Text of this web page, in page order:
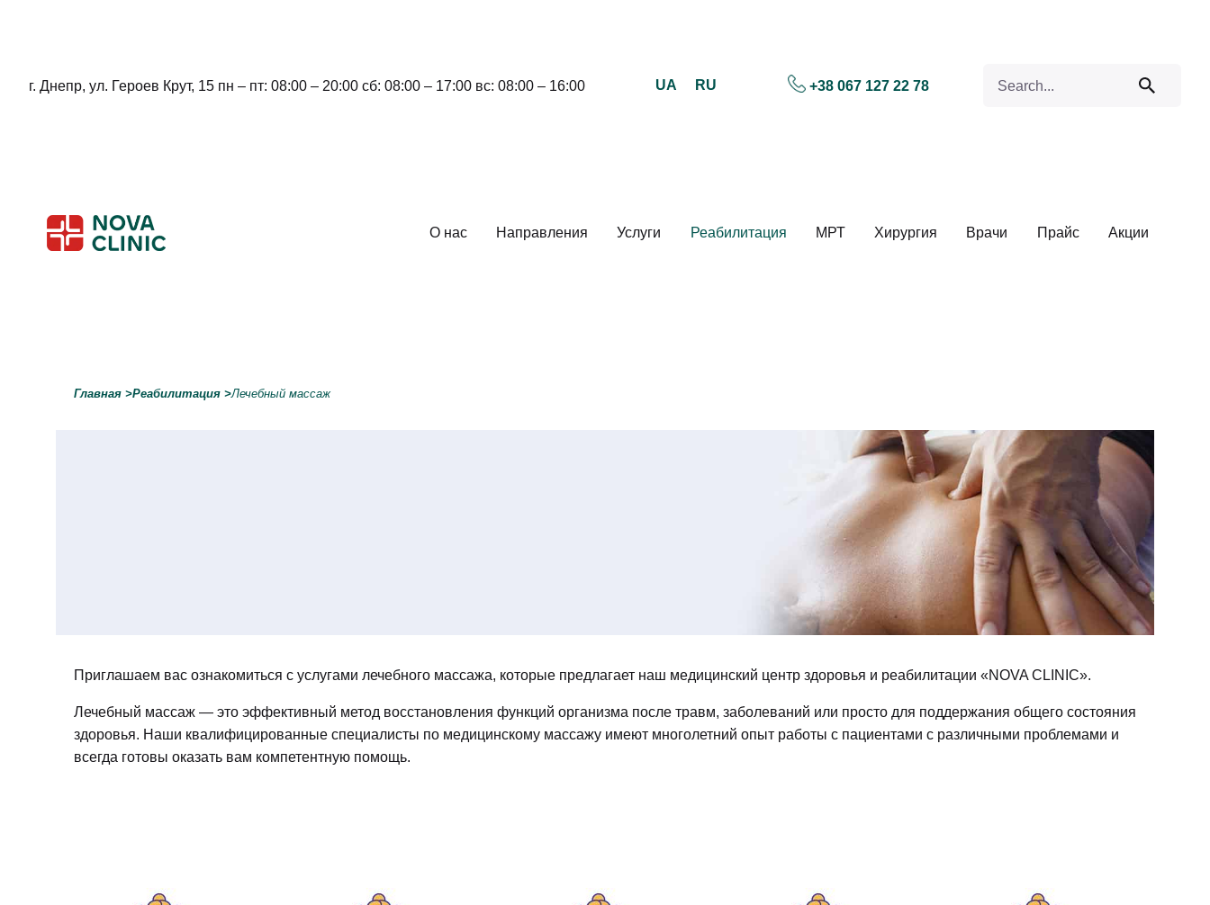
г. Днепр, ул. Героев Крут, 15 пн – пт: 08:00 – 20:00 сб: 08:00 – 17:00 вс: 08:00 – 16:00 UA RU +38 067 127 22 78
О нас Направления Услуги Реабилитация МРТ Хирургия Врачи Прайс Акции
Главная >Реабилитация >Лечебный массаж
Приглашаем вас ознакомиться с услугами лечебного массажа, которые предлагает наш медицинский центр здоровья и реабилитации «NOVA CLINIC».
Лечебный массаж — это эффективный метод восстановления функций организма после травм, заболеваний или просто для поддержания общего состояния
здоровья. Наши квалифицированные специалисты по медицинскому массажу имеют многолетний опыт работы с пациентами с различными проблемами и
всегда готовы оказать вам компетентную помощь.